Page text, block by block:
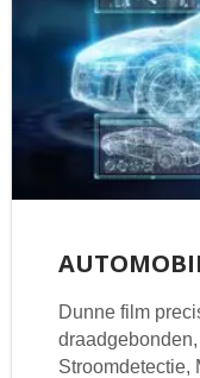
Dunne film
Stroomdetectie,